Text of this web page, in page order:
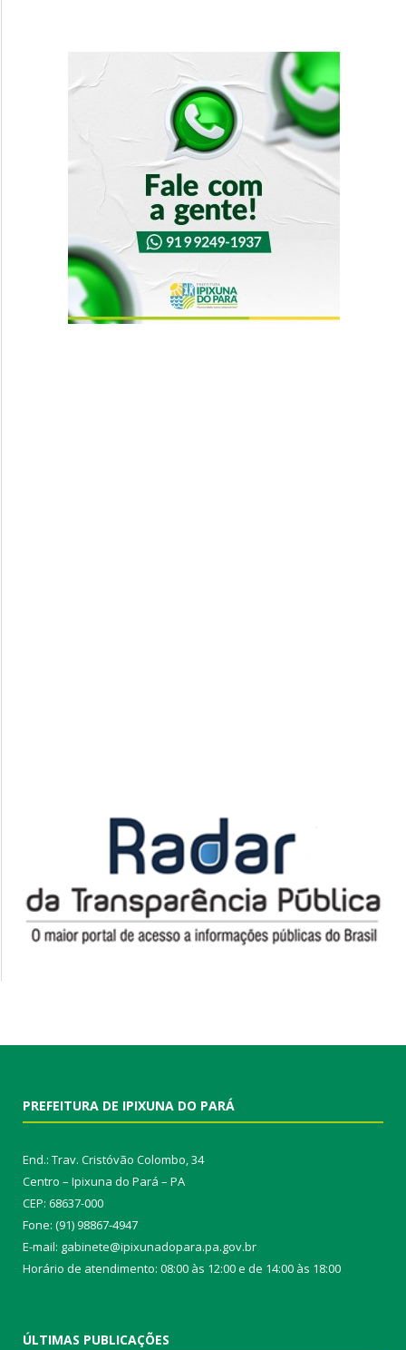
PREFEITURA DE IPIXUNA DO PARÁ
End.: Trav. Cristóvão Colombo, 34
Centro – Ipixuna do Pará – PA
CEP: 68637-000
Fone: (91) 98867-4947
E-mail: gabinete@ipixunadopara.pa.gov.br
Horário de atendimento: 08:00 às 12:00 e de 14:00 às 18:00
ÚLTIMAS PUBLICAÇÕES